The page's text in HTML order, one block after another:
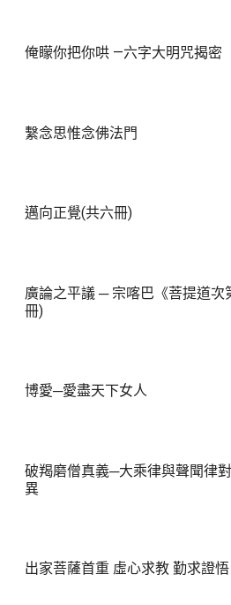
俺矇你把你哄 —六字大明咒揭密
繫念思惟念佛法門
邁向正覺(共六冊)
廣論之平議 ─ 宗喀巴《菩提道次
冊)
博愛─愛盡天下女人
破羯磨僧真義─大乘律與聲聞律
異
出家菩薩首重 虛心求教 勤求證悟